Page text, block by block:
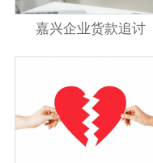
嘉兴企业货款追讨